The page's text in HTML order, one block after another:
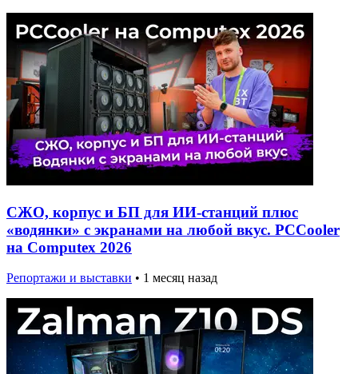
СЖО, корпус и БП для ИИ-станций плюс
«водянки» с экранами на любой вкус. PCCooler
на Computex 2026
Репортажи и выставки • 1 месяц назад